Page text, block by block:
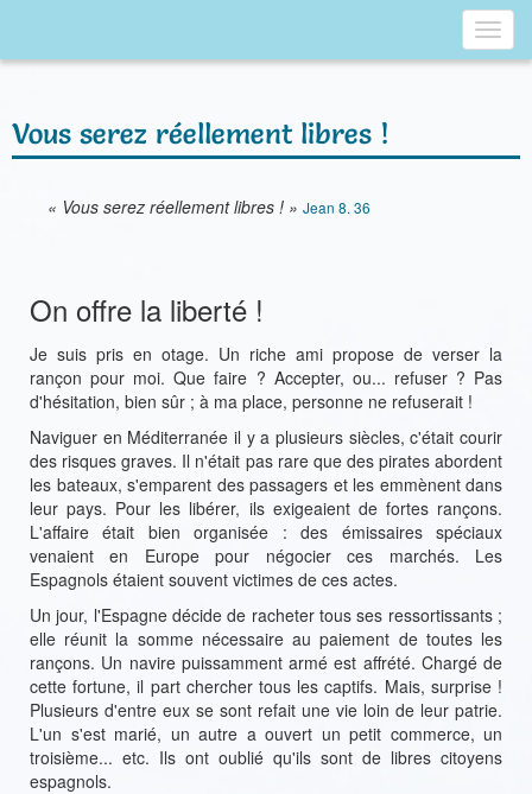
Vous serez réellement libres !
« Vous serez réellement libres ! » Jean 8. 36
On offre la liberté !
Je suis pris en otage. Un riche ami propose de verser la
rançon pour moi. Que faire ? Accepter, ou... refuser ? Pas
d'hésitation, bien sûr ; à ma place, personne ne refuserait !
Naviguer en Méditerranée il y a plusieurs siècles, c'était courir
des risques graves. Il n'était pas rare que des pirates abordent
les bateaux, s'emparent des passagers et les emmènent dans
leur pays. Pour les libérer, ils exigeaient de fortes rançons.
L'affaire était bien organisée : des émissaires spéciaux
venaient en Europe pour négocier ces marchés. Les
Espagnols étaient souvent victimes de ces actes.
Un jour, l'Espagne décide de racheter tous ses ressortissants ;
elle réunit la somme nécessaire au paiement de toutes les
rançons. Un navire puissamment armé est affrété. Chargé de
cette fortune, il part chercher tous les captifs. Mais, surprise !
Plusieurs d'entre eux se sont refait une vie loin de leur patrie.
L'un s'est marié, un autre a ouvert un petit commerce, un
troisième... etc. Ils ont oublié qu'ils sont de libres citoyens
espagnols.